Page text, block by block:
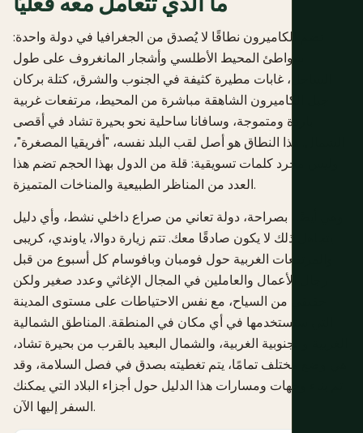
تضم الكاميرون نطاقًا لا يُصدق من الجغرافيا في دولة واحدة:
شواطئ المحيط الأطلسي وأشجار المانغروف على طول
الساحل، غابات مطيرة كثيفة في الجنوب والشرق، كتلة بركان
جبل الكاميرون الشاهقة مباشرة من المحيط، مرتفعات غربية
باردة ومتموجة، وسافانا ساحلية نحو بحيرة تشاد في أقصى
الشمال. هذا النطاق هو أصل لقب البلد نفسه، "أفريقيا المصغرة"،
وليس مجرد كلمات تسويقية: قلة من الدول بهذا الحجم تضم هذا
العدد من المناظر الطبيعية والمناخات المتميزة.
وهي أيضًا، بصراحة، دولة تعاني من صراع داخلي نشط، وأي دليل
يتجاهل ذلك لا يكون صادقًا معك. تتم زيارة دوالا، ياوندي، كريبى
والمرتفعات الغربية حول فومبان وبافوسام كل أسبوع من قبل
رجال الأعمال والعاملين في المجال الإغاثي وعدد صغير ولكن
حقيقي من السياح، مع نفس الاحتياطات على مستوى المدينة
التي ستستخدمها في أي مكان في المنطقة. المناطق الشمالية
الغربية والجنوبية الغربية، والشمال البعيد بالقرب من بحيرة تشاد،
هي وضع مختلف تمامًا، يتم تغطيته بصدق في فصل السلامة، وقد
تم بناء وجهات ومسارات هذا الدليل حول أجزاء البلاد التي يمكنك
السفر إليها الآن.